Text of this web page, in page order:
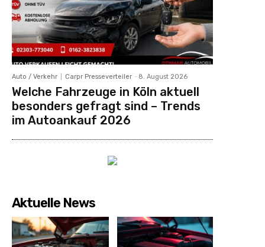
Auto / Verkehr Carpr Presseverteiler - 8. August 2026
Welche Fahrzeuge in Köln aktuell
besonders gefragt sind – Trends
im Autoankauf 2026
Aktuelle News